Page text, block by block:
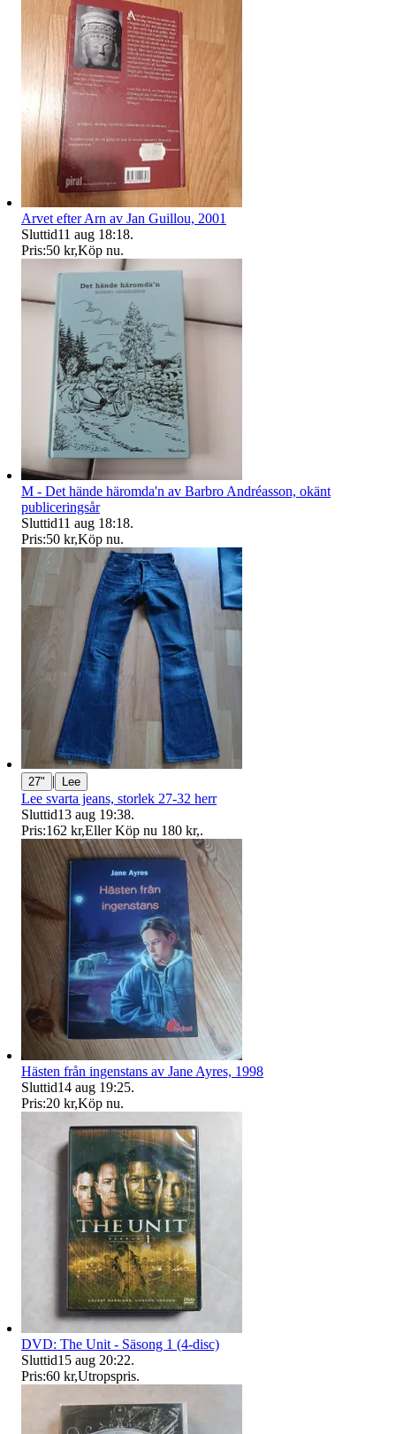
Arvet efter Arn av Jan Guillou, 2001
Sluttid11 aug 18:18.
Pris:50 kr,Köp nu.
M - Det hände häromda'n av Barbro Andréasson, okänt
publiceringsår
Sluttid11 aug 18:18.
Pris:50 kr,Köp nu.
27" | Lee
Lee svarta jeans, storlek 27-32 herr
Sluttid13 aug 19:38.
Pris:162 kr,Eller Köp nu 180 kr,.
Hästen från ingenstans av Jane Ayres, 1998
Sluttid14 aug 19:25.
Pris:20 kr,Köp nu.
DVD: The Unit - Säsong 1 (4-disc)
Sluttid15 aug 20:22.
Pris:60 kr,Utropspris.